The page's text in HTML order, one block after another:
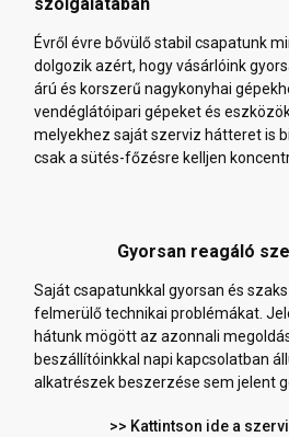
szolgálatában
Évről évre bővülő stabil csapatunk
dolgozik azért, hogy vásárlóink
árú és korszerű nagykonyhai
vendéglátóipari gépeket és
melyekhez saját szerviz hátteret is
csak a sütés-főzésre kelljen
Gyorsan reagáló
Saját csapatunkkal gyorsan és
felmerülő technikai problémákat.
hátunk mögött az azonnali
beszállítóinkkal napi kapcsolatban
alkatrészek beszerzése sem jelent
>> Kattintson ide a